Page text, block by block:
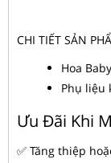
CHI TIẾT SẢN
Hoa
Phụ liệu
Ưu Đãi Khi
✅ Tăng thiệp